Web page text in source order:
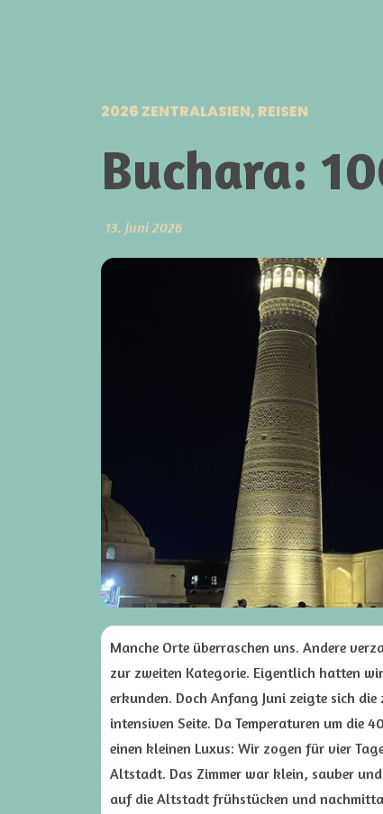
2026 ZENTRALASIEN, REISEN
Buchara:
13. Juni 2026
Manche Orte überraschen uns. Andere
zur zweiten Kategorie. Eigentlich hatten
erkunden. Doch Anfang Juni zeigte sich
intensiven Seite. Da Temperaturen um die
einen kleinen Luxus: Wir zogen für vier
Altstadt. Das Zimmer war klein, sauber
auf die Altstadt frühstücken und